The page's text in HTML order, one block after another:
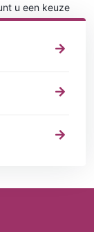
u een keuze
wilt.